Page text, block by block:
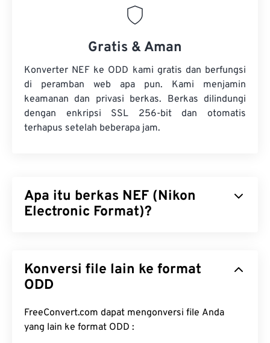
Gratis & Aman
Konverter NEF ke ODD kami gratis dan berfungsi
di peramban web apa pun. Kami menjamin
keamanan dan privasi berkas. Berkas dilindungi
dengan enkripsi SSL 256-bit dan otomatis
terhapus setelah beberapa jam.
Apa itu berkas NEF (Nikon
Electronic Format)?
ini berformat RAW, yang berarti memuat semua
informasi tentang gambar yang ditangkap oleh
digunakan untuk mengambil foto dan pengaturan
yang diterapkan saat foto diambil. Berkas NEF
Konversi file lain ke format
ODD
FreeConvert.com dapat mengonversi file Anda
yang lain ke format ODD :